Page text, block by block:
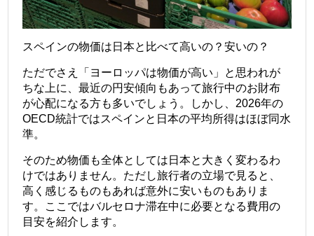
スペインの物価は日本と比べて高いの？安いの？
ただでさえ「ヨーロッパは物価が高い」と思われが
ちな上に、最近の円安傾向もあって旅行中のお財布
が心配になる方も多いでしょう。しかし、2026年の
OECD統計ではスペインと日本の平均所得はほぼ同水
準。
そのため物価も全体としては日本と大きく変わるわ
けではありません。 ただし旅行者の立場で見ると、
高く感じるものもあれば意外に安いものもありま
す。ここではバルセロナ滞在中に必要となる費用の
目安を紹介します。